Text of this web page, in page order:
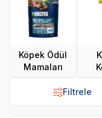
Köpek Ödül
Mamaları
Filtrele